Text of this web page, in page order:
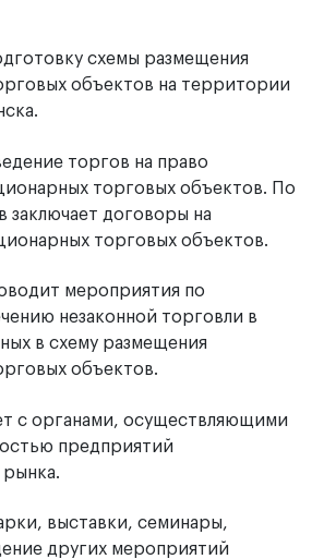
схемы размещения
объектов на территории
торгов на право
торговых объектов. По
заключает договоры на
торговых объектов.
мероприятия по
незаконной торговли в
в схему размещения
объектов.
с органами, осуществляющими
предприятий
выставки, семинары,
других мероприятий